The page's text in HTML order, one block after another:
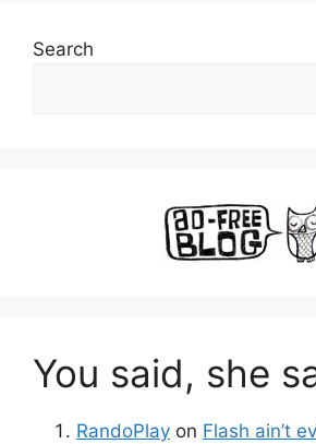
Search
You said, she
RandoPlay on Flash ain’t